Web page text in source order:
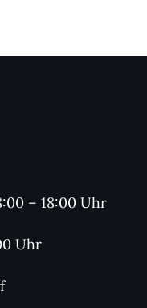
– 18:00 Uhr
Uhr